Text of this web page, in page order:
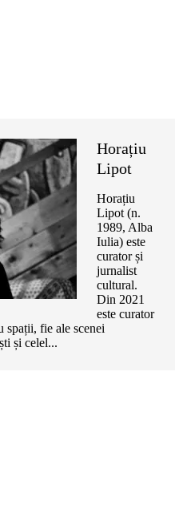
Horațiu
Lipot
Horațiu
Lipot (n.
1989, Alba
Iulia) este
curator și
jurnalist
cultural.
Din 2021
este curator
spații, fie ale scenei
și celel...